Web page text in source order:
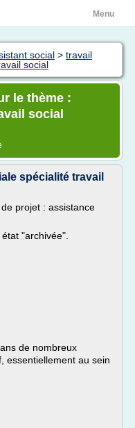
Menu
social > travail
social
le thème :
social
spécialité travail
projet : assistance
"archivée".
de nombreux
essentiellement au sein